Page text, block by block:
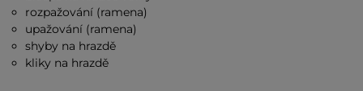
rozpažování (ramena)
upažování (ramena)
shyby na hrazdě
kliky na hrazdě